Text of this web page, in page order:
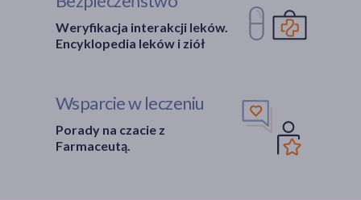
Weryfikacja interakcji leków.
Encyklopedia leków i ziół
Wsparcie w leczeniu
Porady na czacie z
Farmaceutą.